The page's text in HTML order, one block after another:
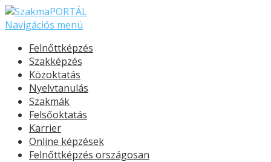
Navigációs menü
Felnőttképzés
Szakképzés
Közoktatás
Nyelvtanulás
Szakmák
Felsőoktatás
Karrier
Online képzések
Felnőttképzés országosan